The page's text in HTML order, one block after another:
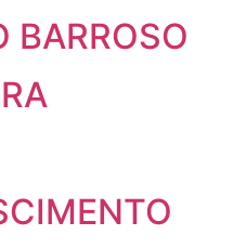
BARROSO